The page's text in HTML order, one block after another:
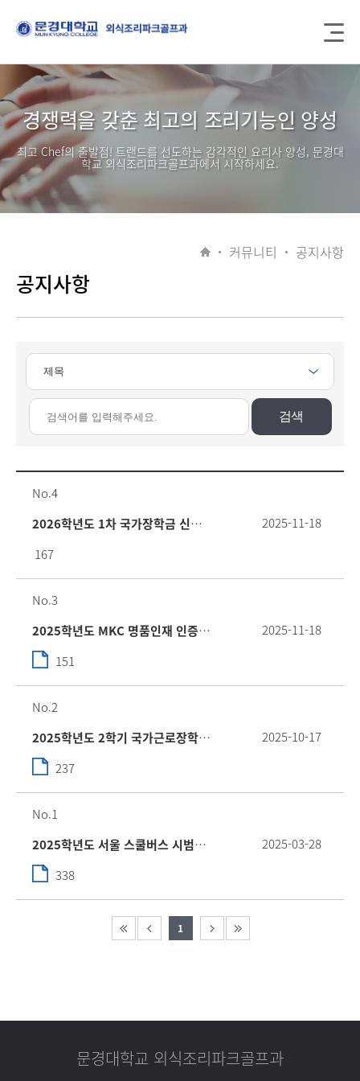
경쟁력을 갖춘 최고의 조리기능인 양성
최고 Chef의 출발점! 트랜드를 선도하는 감각적인 요리사 양성, 문경대
학교 외식조리파크골프과에서 시작하세요.
공지사항
커뮤니티 공지사항
검색
4
2026학년도 1차 국가장학금 신청 안내
2025-11-18
167
3
2025학년도 MKC 명품인재 인증제 공고
2025-11-18
151
2
2025학년도 2학기 국가근로장학금 일반유형 추가신청기간 안내
2025-10-17
237
1
2025학년도 서울 스쿨버스 시범운행 탑승 신청 안내
2025-03-28
338
1
문경대학교 외식조리파크골프과